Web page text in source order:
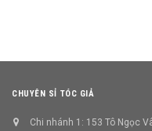
CHUYÊN SỈ TÓC GIẢ
Chi nhánh 1: 153 Tô Ngọc